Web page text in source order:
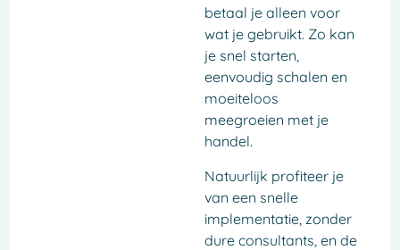
betaal je alleen voor
wat je gebruikt. Zo kan
je snel starten,
eenvoudig schalen en
moeiteloos
meegroeien met je
handel.
Natuurlijk profiteer je
van een snelle
implementatie, zonder
dure consultants, en de